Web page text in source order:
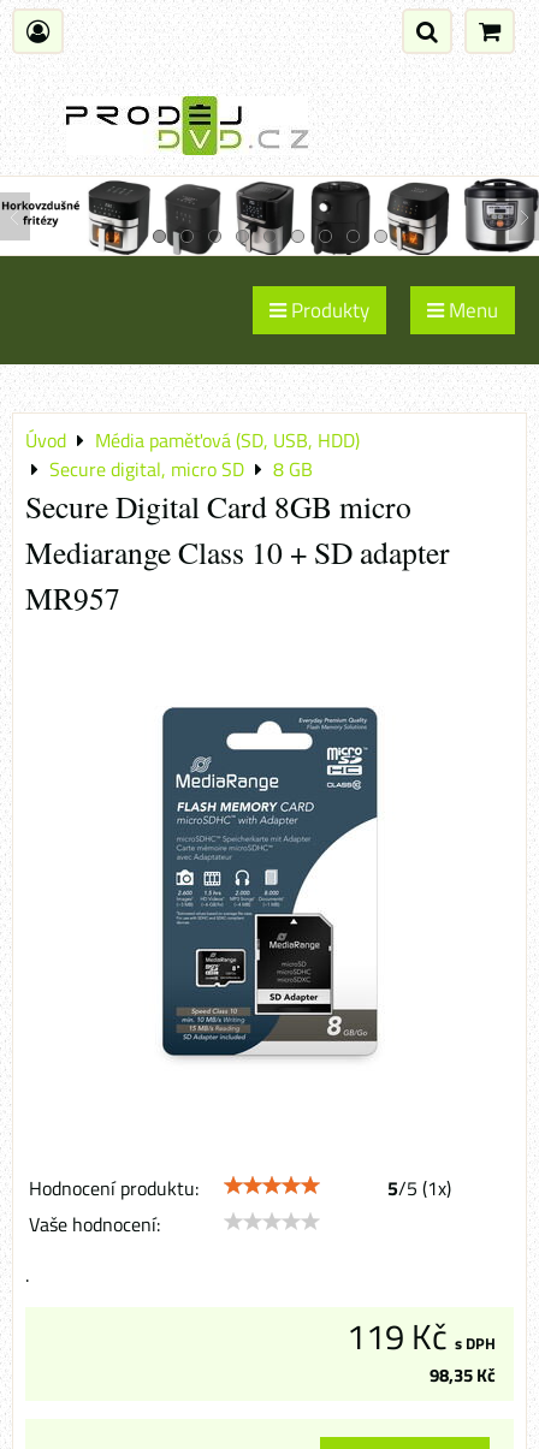
Produkty Menu
Úvod
Média paměťová (SD, USB, HDD)
Secure digital, micro SD
8 GB
Secure Digital Card 8GB micro
Mediarange Class 10 + SD adapter
MR957
Hodnocení produktu: 5/5 (1x)
Vaše hodnocení:
.
119 Kč s DPH
98,35 Kč